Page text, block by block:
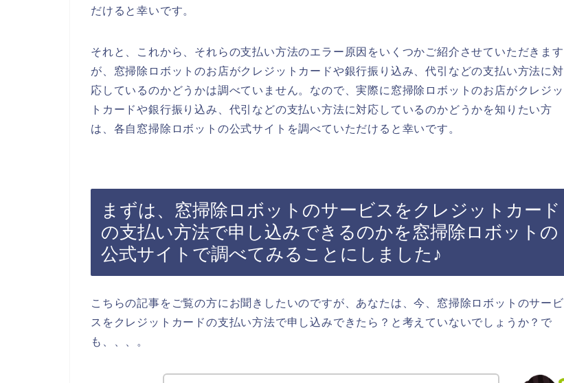
だけると幸いです。
それと、これから、それらの支払い方法のエラー原因をいくつかご紹介させていただきます
が、窓掃除ロボットのお店がクレジットカードや銀行振り込み、代引などの支払い方法に対
応しているのかどうかは調べていません。なので、実際に窓掃除ロボットのお店がクレジッ
トカードや銀行振り込み、代引などの支払い方法に対応しているのかどうかを知りたい方
は、各自窓掃除ロボットの公式サイトを調べていただけると幸いです。
まずは、窓掃除ロボットのサービスをクレジットカード
の支払い方法で申し込みできるのかを窓掃除ロボットの
公式サイトで調べてみることにしました♪
こちらの記事をご覧の方にお聞きしたいのですが、あなたは、今、窓掃除ロボットのサービ
スをクレジットカードの支払い方法で申し込みできたら？と考えていないでしょうか？で
も、、、。